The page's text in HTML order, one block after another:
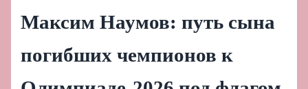
Максим Наумов: путь сына
погибших чемпионов к